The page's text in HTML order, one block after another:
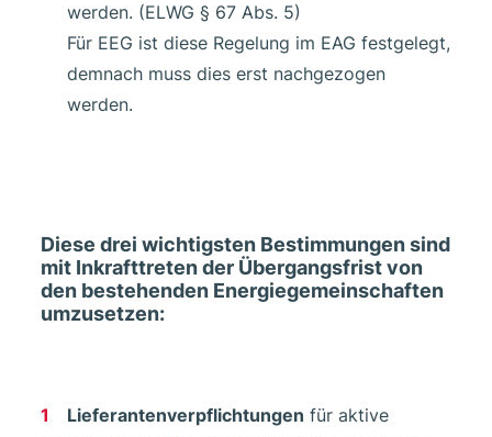
werden. (ELWG § 67 Abs. 5)
Für EEG ist diese Regelung im EAG festgelegt,
demnach muss dies erst nachgezogen
werden.
Diese drei wichtigsten Bestimmungen sind
mit Inkrafttreten der Übergangsfrist von
den bestehenden Energiegemeinschaften
umzusetzen:
Lieferantenverpflichtungen für aktive